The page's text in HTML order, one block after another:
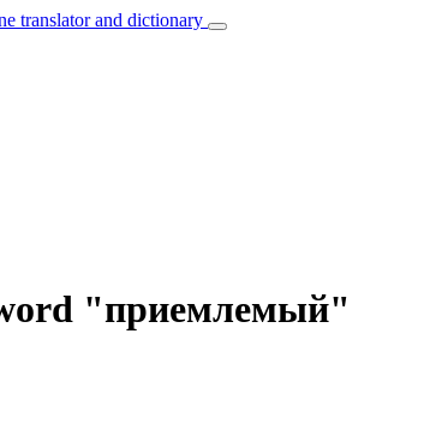
translator and dictionary
"приемлемый"